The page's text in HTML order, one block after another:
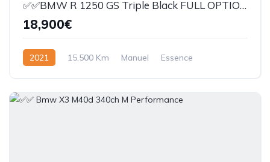
✅️✅️BMW R 1250 GS Triple Black FULL OPTIONS
18,900€
2021 15,500 Km Manuel
Essence